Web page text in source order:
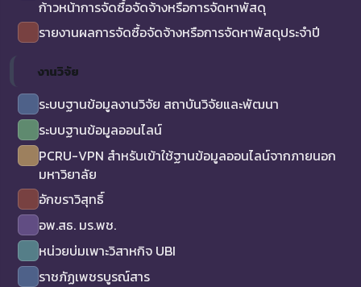
ก้าวหน้าการจัดซื้อจัดจ้างหรือการจัดหาพัสดุ
รายงานผลการจัดซื้อจัดจ้างหรือการจัดหาพัสดุประจำปี
งานวิจัย
ระบบฐานข้อมูลงานวิจัย สถาบันวิจัยและพัฒนา
ระบบฐานข้อมูลออนไลน์
PCRU-VPN สำหรับเข้าใช้ฐานข้อมูลออนไลน์จากภายนอก
มหาวิยาลัย
อักขราวิสุทธิ์
อพ.สธ. มร.พช.
หน่วยบ่มเพาะวิสาหกิจ UBI
ราชภัฏเพชรบูรณ์สาร